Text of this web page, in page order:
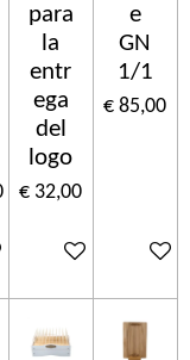
para
la
entr
ega
del
logo
€ 32,00
In winkelwagen
e
GN
1/1
€ 85,00
In